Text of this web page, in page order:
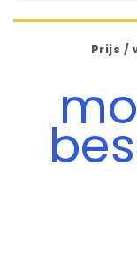
Prijs /